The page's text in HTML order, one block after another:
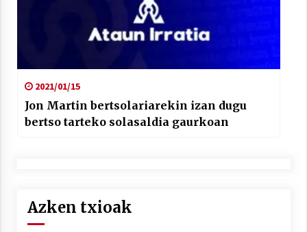
2021/01/15
Jon Martin bertsolariarekin izan dugu
bertso tarteko solasaldia gaurkoan
Azken txioak